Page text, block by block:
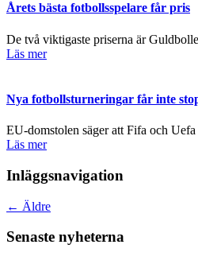
Årets bästa fotbollsspelare får pris
De två viktigaste priserna är
Läs mer
Nya fotbollsturneringar får inte
EU-domstolen säger att Fifa och Uefa
Läs mer
Inläggsnavigation
← Äldre
Senaste nyheterna